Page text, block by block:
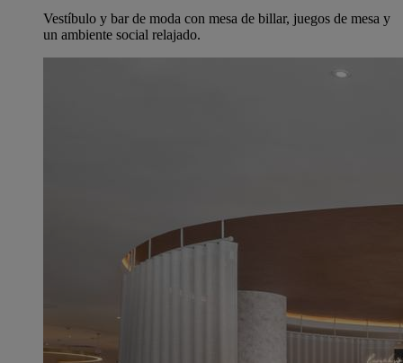
Vestíbulo y bar de moda con mesa de billar, juegos de mesa y
un ambiente social relajado.